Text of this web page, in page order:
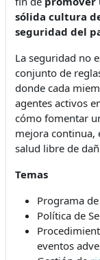
sólida cultura
seguridad del
La seguridad no
conjunto de
donde cada
agentes activos
cómo fomentar
mejora continua,
salud libre de
Temas
Programa
Política de
eventos